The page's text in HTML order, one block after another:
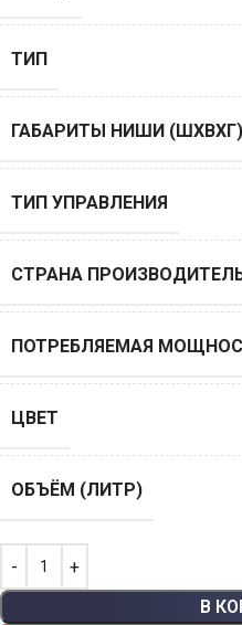
ТИП
ГАБАРИТЫ НИШИ (ШXВXГ)
ТИП УПРАВЛЕНИЯ
СТРАНА
ПОТРЕБЛЯЕМАЯ
ЦВЕТ
ОБЪЁМ (ЛИТР)
В